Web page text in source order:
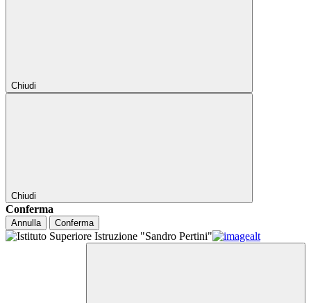
Chiudi
Chiudi
Conferma
Annulla Conferma